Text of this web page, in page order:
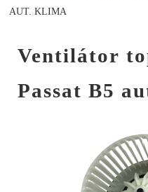
AUT. KLIMA
Ventilátor
Passat B5